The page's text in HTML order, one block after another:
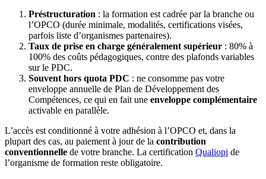
Préstructuration : la formation est cadrée par la branche ou
l’OPCO (durée minimale, modalités, certifications visées,
parfois liste d’organismes partenaires).
Taux de prise en charge généralement supérieur : 80% à
100% des coûts pédagogiques, contre des plafonds variables
sur le PDC.
Souvent hors quota PDC : ne consomme pas votre
enveloppe annuelle de Plan de Développement des
Compétences, ce qui en fait une enveloppe complémentaire
activable en parallèle.
L’accès est conditionné à votre adhésion à l’OPCO et, dans la
plupart des cas, au paiement à jour de la contribution
conventionnelle de votre branche. La certification Qualiopi de
l’organisme de formation reste obligatoire.